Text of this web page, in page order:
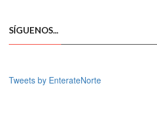
SÍGUENOS...
Tweets by EnterateNorte